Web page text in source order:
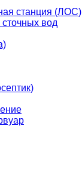
станция (ЛОС)
вод